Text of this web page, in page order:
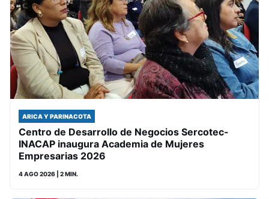
ARICA Y PARINACOTA
Centro de Desarrollo de Negocios Sercotec-
INACAP inaugura Academia de Mujeres
Empresarias 2026
4 AGO 2026 | 2 MIN.